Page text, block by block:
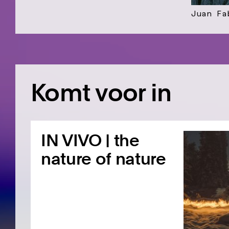
Juan
Komt voor in
IN VIVO | the
nature of nature